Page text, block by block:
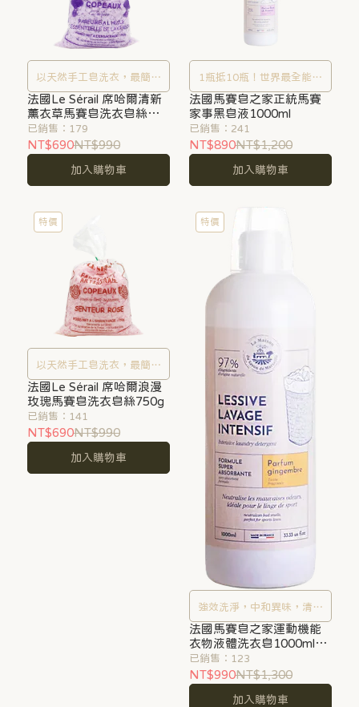
以天然手工皂洗衣，最簡單
的潔淨感受
法國Le Sérail 席哈爾清新
薰衣草馬賽皂洗衣皂絲
750g
已銷售：179
NT$690NT$990
加入購物車
1瓶抵10瓶！世界最全能的
萬用居家清潔皂
法國馬賽皂之家正統馬賽
家事黑皂液1000ml
已銷售：241
NT$890NT$1,200
加入購物車
特價
以天然手工皂洗衣，最簡單
的潔淨感受
法國Le Sérail 席哈爾浪漫
玫瑰馬賽皂洗衣皂絲750g
已銷售：141
NT$690NT$990
加入購物車
特價
強效洗淨，中和異味，清潔
運動機能衣物首選
法國馬賽皂之家運動機能
衣物液體洗衣皂1000ml
(潔淨生薑)
已銷售：123
NT$990NT$1,300
加入購物車